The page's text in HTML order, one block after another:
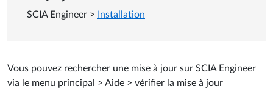
SCIA Engineer > Installation
Vous pouvez rechercher une mise à jour sur SCIA Engineer
via le menu principal > Aide > vérifier la mise à jour